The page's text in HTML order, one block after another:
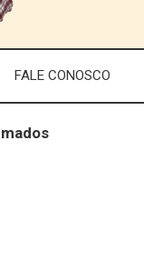
FALE CONOSCO